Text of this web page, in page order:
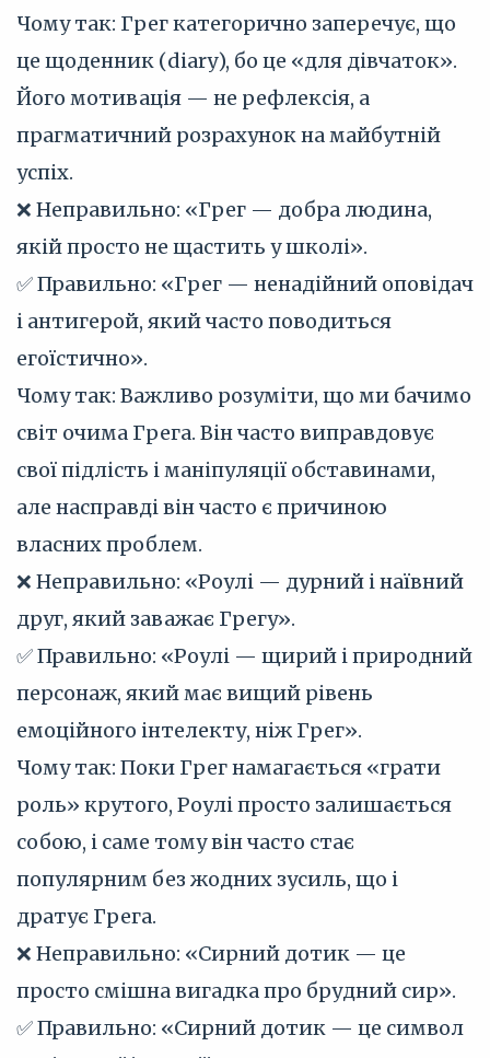
Чому так: Грег категорично заперечує, що
це щоденник (diary), бо це «для дівчаток».
Його мотивація — не рефлексія, а
прагматичний розрахунок на майбутній
успіх.
❌ Неправильно: «Грег — добра людина,
якій просто не щастить у школі».
✅ Правильно: «Грег — ненадійний оповідач
і антигерой, який часто поводиться
егоїстично».
Чому так: Важливо розуміти, що ми бачимо
світ очима Грега. Він часто виправдовує
свої підлість і маніпуляції обставинами,
але насправді він часто є причиною
власних проблем.
❌ Неправильно: «Роулі — дурний і наївний
друг, який заважає Грегу».
✅ Правильно: «Роулі — щирий і природний
персонаж, який має вищий рівень
емоційного інтелекту, ніж Грег».
Чому так: Поки Грег намагається «грати
роль» крутого, Роулі просто залишається
собою, і саме тому він часто стає
популярним без жодних зусиль, що і
дратує Грега.
❌ Неправильно: «Сирний дотик — це
просто смішна вигадка про брудний сир».
✅ Правильно: «Сирний дотик — це символ